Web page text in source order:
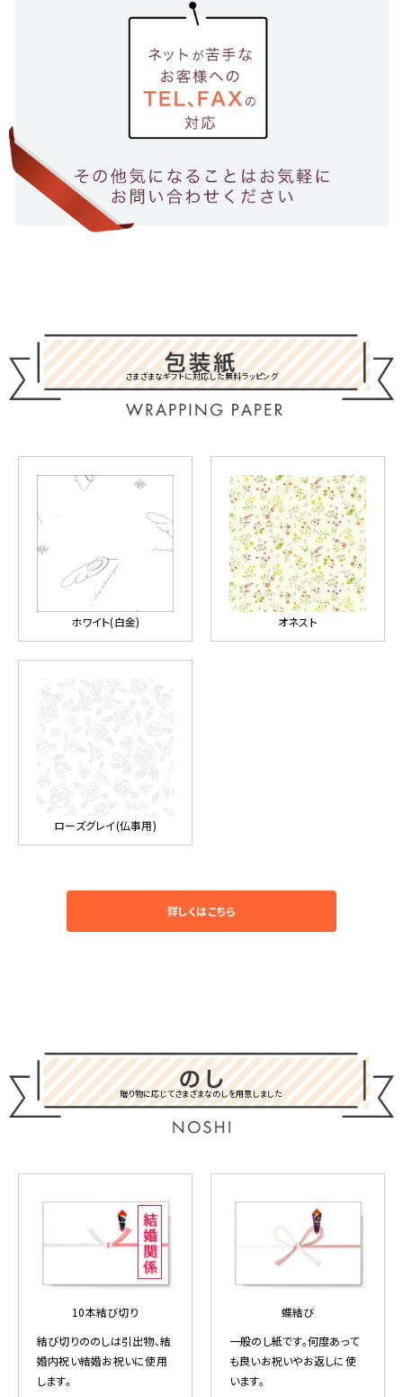
さまざまなギフトに対応した無料ラッピング
ホワイト(白金) オネスト
ローズグレイ(仏事用)
詳しくはこちら
贈り物に応じてさまざまなのしを用意しました
10本結び切り
結び切りののしは引出物、結
婚内祝い結婚お祝いに使用
します。
蝶結び
一般のし紙です。何度あって
も良いお祝いやお返しに使
います。